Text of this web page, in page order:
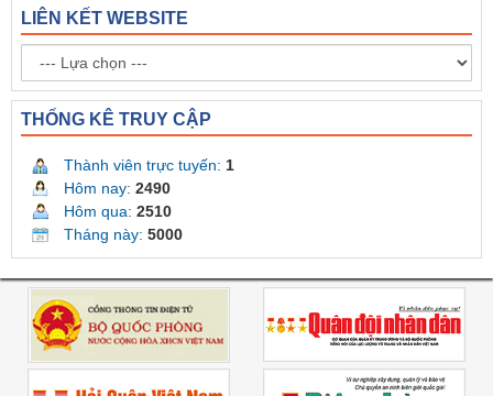
LIÊN KẾT WEBSITE
THỐNG KÊ TRUY CẬP
Thành viên trực tuyến: 1
Hôm nay: 2490
Hôm qua: 2510
Tháng này: 5000